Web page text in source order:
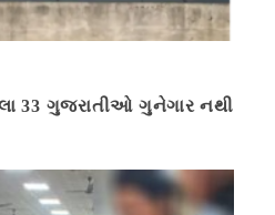
33 ગુજરાતીઓ ગુનેગાર નથી